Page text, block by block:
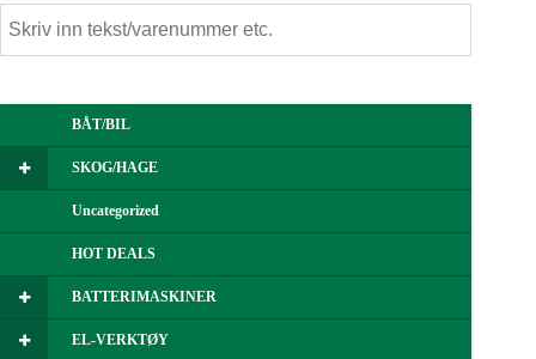
BÅT/BIL
SKOG/HAGE
Uncategorized
HOT DEALS
BATTERIMASKINER
EL-VERKTØY